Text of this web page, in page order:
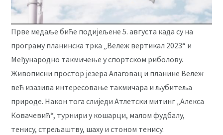
Прве медаље биће подијељене 5. августа када су на
програму планинска трка „Вележ вертикал 2023“ и
Међународно такмичење у спортском риболову.
Живописни простор језера Алаговац и планине Вележ
већ изазива интересовање такмичара и љубитеља
природе. Након тога слиједи Атлетски митинг „Алекса
Ковачевић“, турнири у кошарци, малом фудбалу,
тенису, стрељаштву, шаху и стоном тенису.